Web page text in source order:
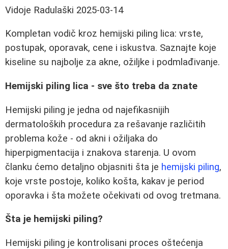
Vidoje Radulaški 2025-03-14
Kompletan vodič kroz hemijski piling lica: vrste,
postupak, oporavak, cene i iskustva. Saznajte koje
kiseline su najbolje za akne, ožiljke i podmlađivanje.
Hemijski piling lica - sve što treba da znate
Hemijski piling je jedna od najefikasnijih
dermatoloških procedura za rešavanje različitih
problema kože - od akni i ožiljaka do
hiperpigmentacija i znakova starenja. U ovom
članku ćemo detaljno objasniti šta je hemijski piling,
koje vrste postoje, koliko košta, kakav je period
oporavka i šta možete očekivati od ovog tretmana.
Šta je hemijski piling?
Hemijski piling je kontrolisani proces oštećenja